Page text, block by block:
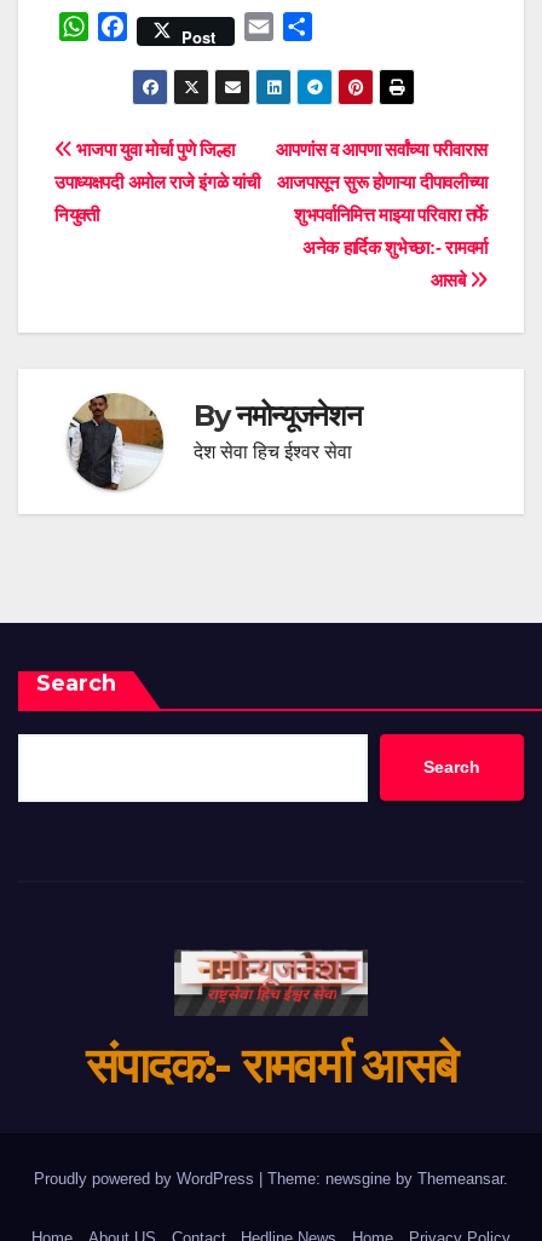
W
s
p
F
b
Post
a
l
a
e
Post
navigation
आपणांस व आपणा सर्वांच्या परीवारास
आजपासून सुरू होणाऱ्या दीपावलीच्या
शुभपर्वानिमित्त माझ्या परिवारा तर्फे
अनेक हार्दिक शुभेच्छा:- रामवर्मा
आसबे
भाजपा युवा मोर्चा पुणे जिल्हा
उपाध्यक्षपदी अमोल राजे इंगळे यांची
नियुक्ती
Byनमोन्यूजनेशन
देश सेवा हिच ईश्वर सेवा
Search
Search
संपादक:- रामवर्मा आसबे
Proudly powered by WordPress Theme: newsgine by Themeansar.